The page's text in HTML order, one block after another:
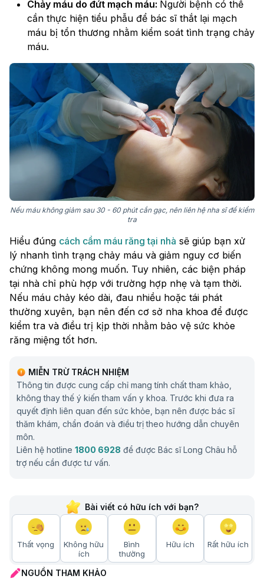
Chảy máu do đứt mạch máu: Người bệnh có thể
cần thực hiện tiểu phẫu để bác sĩ thắt lại mạch
máu bị tổn thương nhằm kiểm soát tình trạng chảy
máu.
Nếu máu không giảm sau 30 - 60 phút cắn gạc, nên liên hệ nha sĩ để kiểm
tra
Hiểu đúng cách cầm máu răng tại nhà sẽ giúp bạn xử
lý nhanh tình trạng chảy máu và giảm nguy cơ biến
chứng không mong muốn. Tuy nhiên, các biện pháp
tại nhà chỉ phù hợp với trường hợp nhẹ và tạm thời.
Nếu máu chảy kéo dài, đau nhiều hoặc tái phát
thường xuyên, bạn nên đến cơ sở nha khoa để được
kiểm tra và điều trị kịp thời nhằm bảo vệ sức khỏe
răng miệng tốt hơn.
MIỄN TRỪ TRÁCH NHIỆM
Thông tin được cung cấp chỉ mang tính chất tham khảo,
không thay thế ý kiến tham vấn y khoa. Trước khi đưa ra
quyết định liên quan đến sức khỏe, bạn nên được bác sĩ
thăm khám, chẩn đoán và điều trị theo hướng dẫn chuyên
môn.
Liên hệ hotline 1800 6928 để được Bác sĩ Long Châu hỗ
trợ nếu cần được tư vấn.
Bài viết có hữu ích với bạn?
Thất vọng
Không hữu
ích
Bình
thường
Hữu ích Rất hữu ích
NGUỒN THAM KHẢO